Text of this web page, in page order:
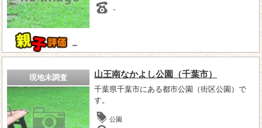
－
－
現地未調査 山王南なかよし公園（千葉市）
千葉県千葉市にある都市公園（街区公園）で
す。
公園